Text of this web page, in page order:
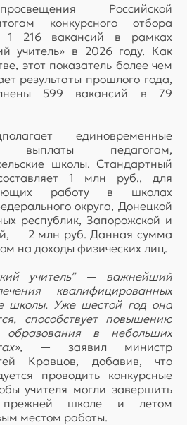
Российской
конкурсного отбора
1 216 вакансий в рамках
учитель» в 2026 году. Как
этот показатель более чем
результаты прошлого года,
599 вакансий в 79
единовременные
выплаты педагогам,
школы. Стандартный
1 млн руб., для
работу в школах
округа, Донецкой
республик, Запорожской и
— 2 млн руб. Данная сумма
на доходы физических лиц.
учитель” — важнейший
квалифицированных
школы. Уже шестой год она
способствует повышению
образования в небольших
— заявил министр
Кравцов, добавив, что
проводить конкурсные
учителя могли завершить
школе и летом
местом работы.